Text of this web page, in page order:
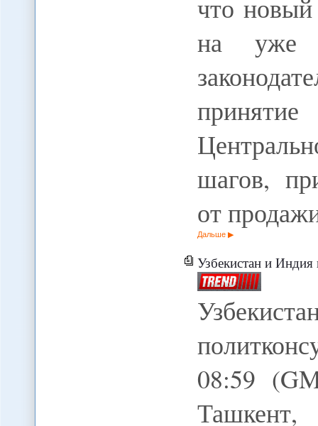
что новый
на уже
шагов,
от
Дальше
Узбекистан и Индия
08:59